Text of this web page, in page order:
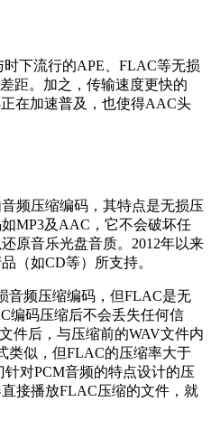
下流行的APE、FLAC等无损
距。加之，传输速度更快的
在加速普及，也使得AAC头
频压缩编码，其特点是无损压
MP3及AAC，它不会破坏任
原音乐光盘音质。2012年以来
（如CD等）所支持。
音频压缩编码，但FLAC是无
编码压缩后不会丢失任何信
件后，与压缩前的WAV文件内
类似，但FLAC的压缩率大于
对PCM音频的特点设计的压
接播放FLAC压缩的文件，就